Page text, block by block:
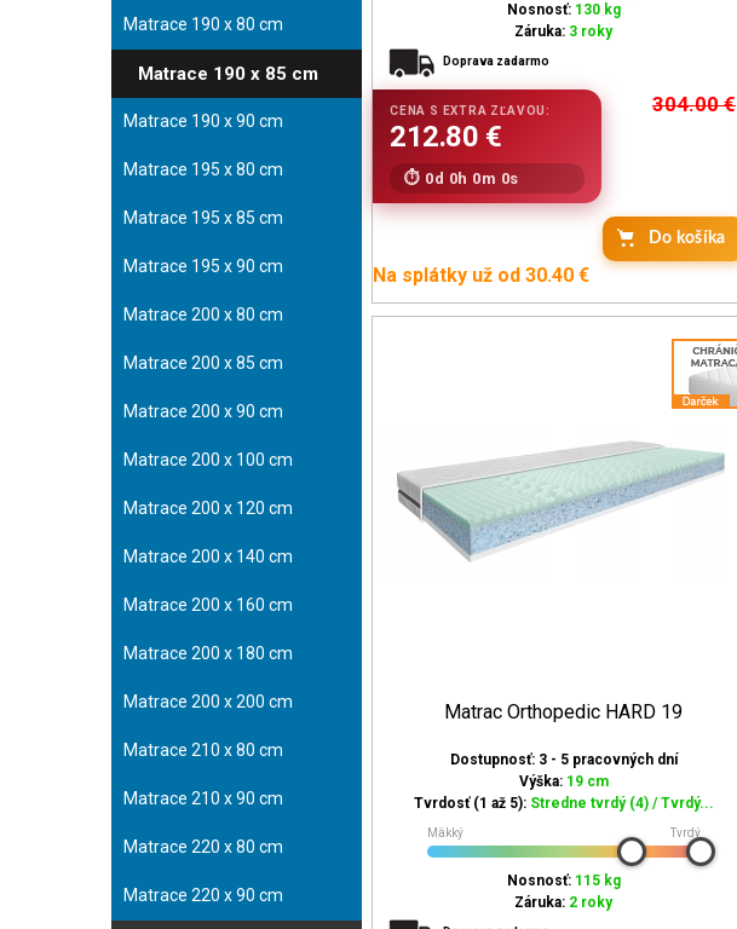
Matrace 190 x 80 cm
Matrace 190 x 85 cm
Matrace 190 x 90 cm
Matrace 195 x 80 cm
Matrace 195 x 85 cm
Matrace 195 x 90 cm
Matrace 200 x 80 cm
Matrace 200 x 85 cm
Matrace 200 x 90 cm
Matrace 200 x 100 cm
Matrace 200 x 120 cm
Matrace 200 x 140 cm
Matrace 200 x 160 cm
Matrace 200 x 180 cm
Matrace 200 x 200 cm
Matrace 210 x 80 cm
Matrace 210 x 90 cm
Matrace 220 x 80 cm
Matrace 220 x 90 cm
Nosnosť: 130 kg
Záruka: 3 roky
Doprava zadarmo
304.00€
0d 0h 0m 0s
Do košíka
Na splátky už od 30.40 €
Matrac Orthopedic HARD 19
Dostupnosť: 3 - 5 pracovných dní
Výška: 19 cm
Tvrdosť (1 až 5): Stredne tvrdý (4) / Tvrdý...
Mäkký Tvrdý
Nosnosť: 115 kg
Záruka: 2 roky